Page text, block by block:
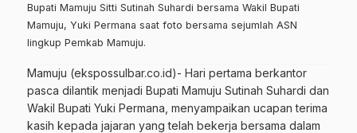
Bupati Mamuju Sitti Sutinah Suhardi bersama Wakil Bupati
Mamuju, Yuki Permana saat foto bersama sejumlah ASN
lingkup Pemkab Mamuju.
Mamuju (ekspossulbar.co.id)- Hari pertama berkantor
pasca dilantik menjadi Bupati Mamuju Sutinah Suhardi dan
Wakil Bupati Yuki Permana, menyampaikan ucapan terima
kasih kepada jajaran yang telah bekerja bersama dalam